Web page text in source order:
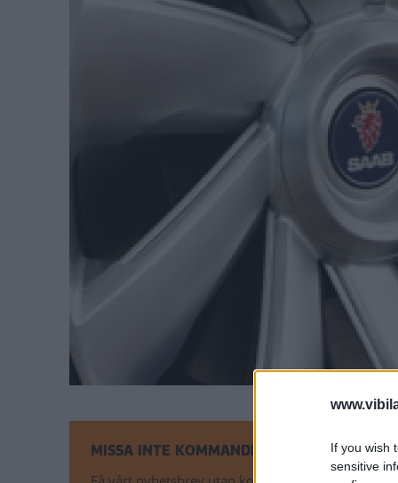
If you wish
sensitive
MISSA INTE KOMMANDE ARTIKLAR OM